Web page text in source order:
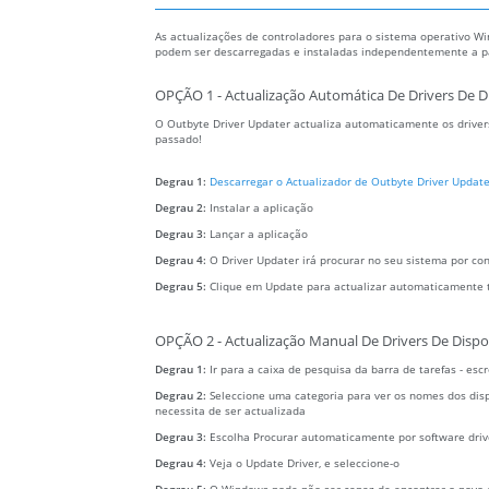
As actualizações de controladores para o sistema operativo
podem ser descarregadas e instaladas independentemente
OPÇÃO 1 - Actualização Automática De Drivers De
O Outbyte Driver Updater actualiza automaticamente os
passado!
Degrau 1: Descarregar o Actualizador de Outbyte Driver
Degrau 2: Instalar a aplicação
Degrau 3: Lançar a aplicação
Degrau 4: O Driver Updater irá procurar no seu sistema por
Degrau 5: Clique em Update para actualizar automaticamente
OPÇÃO 2 - Actualização Manual De Drivers De
Degrau 1: Ir para a caixa de pesquisa da barra de tarefas -
Degrau 2: Seleccione uma categoria para ver os nomes dos
necessita de ser actualizada
Degrau 3: Escolha Procurar automaticamente por software
Degrau 4: Veja o Update Driver, e seleccione-o